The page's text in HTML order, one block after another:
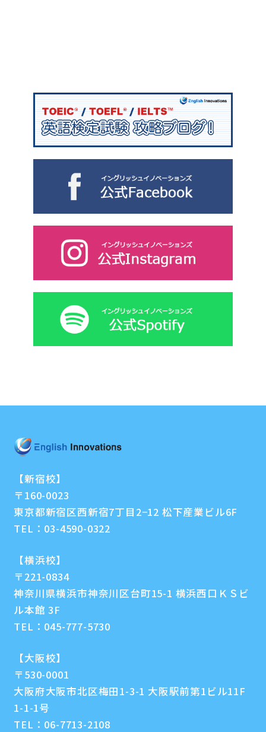
【新宿校】
〒160-0023
東京都新宿区西新宿7丁目2−12 松下産業ビル6F
TEL： 03-4590-0322
【横浜校】
〒221-0834
神奈川県横浜市神奈川区台町15-1 横浜西口ＫＳビ
ル本館 3F
TEL： 045-777-5730
【大阪校】
〒530-0001
大阪府大阪市北区梅田1-3-1 大阪駅前第1ビル11F
1-1-1号
TEL： 06-7713-2108